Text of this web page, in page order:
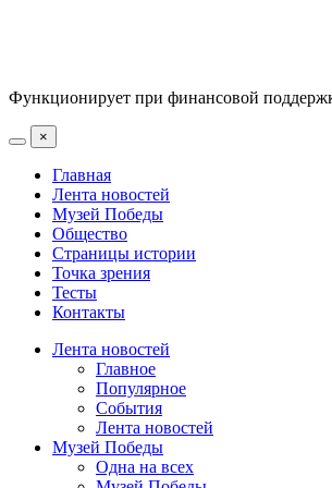
Функционирует при финансовой
×
Главная
Лента новостей
Музей Победы
Общество
Страницы истории
Точка зрения
Тесты
Контакты
Лента новостей
Главное
Популярное
События
Лента новостей
Музей Победы
Одна на всех